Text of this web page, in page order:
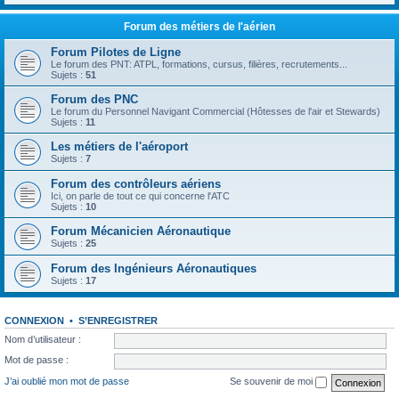
Forum des métiers de l'aérien
Forum Pilotes de Ligne
Le forum des PNT: ATPL, formations, cursus, filières, recrutements...
Sujets : 51
Forum des PNC
Le forum du Personnel Navigant Commercial (Hôtesses de l'air et Stewards)
Sujets : 11
Les métiers de l'aéroport
Sujets : 7
Forum des contrôleurs aériens
Ici, on parle de tout ce qui concerne l'ATC
Sujets : 10
Forum Mécanicien Aéronautique
Sujets : 25
Forum des Ingénieurs Aéronautiques
Sujets : 17
CONNEXION • S’ENREGISTRER
Nom d’utilisateur :
Mot de passe :
J’ai oublié mon mot de passe
Se souvenir de moi